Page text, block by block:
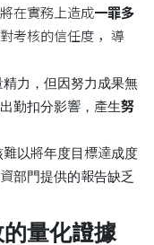
在實務上造成一罪多
考核的信任度 ，導
精力，但因努力成果無
勤扣分影響，產生努
以將年度目標達成度
部門提供的報告缺乏
量化證據